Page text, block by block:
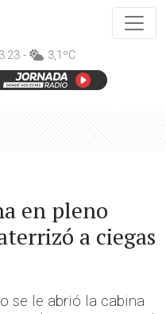
- 3,1ºC
en pleno
a ciegas
se le abrió la cabina